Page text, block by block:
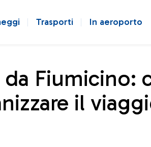
Trasporti In aeroporto
Fiumicino:
il